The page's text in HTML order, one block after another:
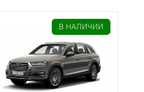
В НАЛИЧИИ